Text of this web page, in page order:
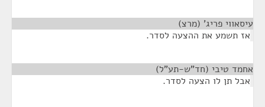
עיסאווי פריג' (מרצ)
אז תשמע את ההצעה לסדר.
אחמד טיבי (חד"ש-תע"ל)
אבל תן לו הצעה לסדר.